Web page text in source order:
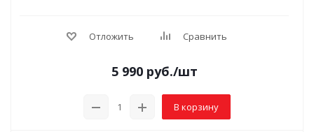
Отложить Сравнить
5 990руб./шт
В корзину